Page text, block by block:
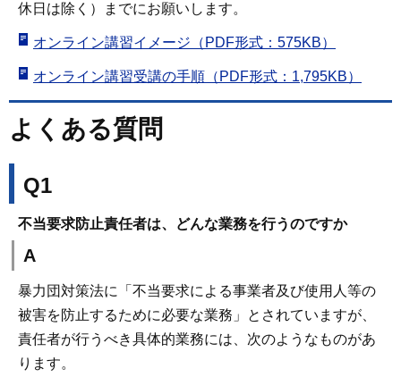
休日は除く）までにお願いします。
オンライン講習イメージ（PDF形式：575KB）
オンライン講習受講の手順（PDF形式：1,795KB）
よくある質問
Q1
不当要求防止責任者は、どんな業務を行うのですか
A
暴力団対策法に「不当要求による事業者及び使用人等の
被害を防止するために必要な業務」とされていますが、
責任者が行うべき具体的業務には、次のようなものがあ
ります。